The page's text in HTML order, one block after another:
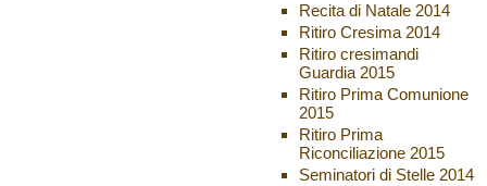
Recita di Natale 2014
Ritiro Cresima 2014
Ritiro cresimandi
Guardia 2015
Ritiro Prima Comunione
2015
Ritiro Prima
Riconciliazione 2015
Seminatori di Stelle 2014